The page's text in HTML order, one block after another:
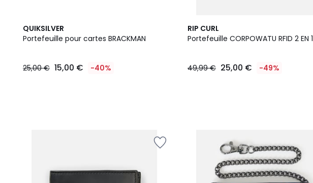
QUIKSILVER
Portefeuille pour cartes BRACKMAN
25,00 € 15,00 € -40%
RIP CURL
Portefeuille CORPOWATU RFID 2 EN 1
49,99 € 25,00 € -49%